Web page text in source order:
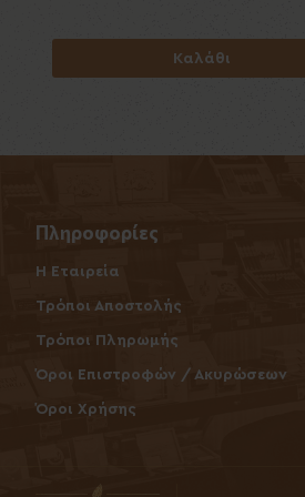
Καλάθι
Πληροφορίες
Η Εταιρεία
Τρόποι Αποστολής
Τρόποι Πληρωμής
Όροι Επιστροφών / Ακυρώσεων
Όροι Χρήσης